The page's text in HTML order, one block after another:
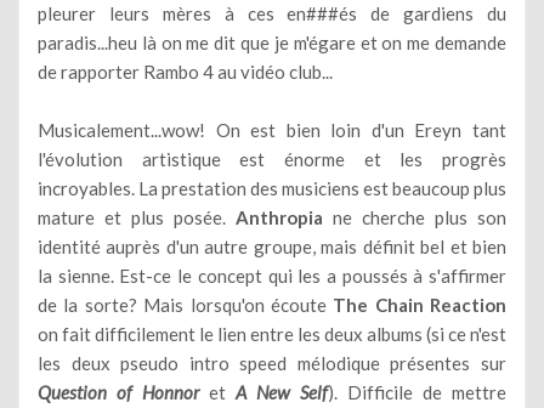
pleurer leurs mères à ces en###és de gardiens du
paradis...heu là on me dit que je m'égare et on me demande
de rapporter Rambo 4 au vidéo club...
Musicalement...wow! On est bien loin d'un Ereyn tant
l'évolution artistique est énorme et les progrès
incroyables. La prestation des musiciens est beaucoup plus
mature et plus posée. Anthropia ne cherche plus son
identité auprès d'un autre groupe, mais définit bel et bien
la sienne. Est-ce le concept qui les a poussés à s'affirmer
de la sorte? Mais lorsqu'on écoute The Chain Reaction
on fait difficilement le lien entre les deux albums (si ce n'est
les deux pseudo intro speed mélodique présentes sur
Question of Honnoret A New Self). Difficile de mettre